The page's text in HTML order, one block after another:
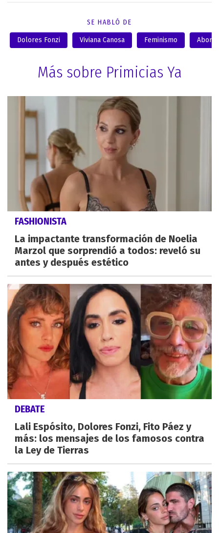
SE HABLÓ DE
Dolores Fonzi Viviana Canosa Feminismo
Más sobre Primicias Ya
FASHIONISTA
La impactante transformación de Noelia
Marzol que sorprendió a todos: reveló su
antes y después estético
DEBATE
Lali Espósito, Dolores Fonzi, Fito Páez y
más: los mensajes de los famosos contra
la Ley de Tierras